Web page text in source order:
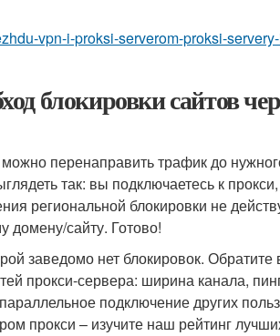
vpn-i-proksi-serverom-proksi-
блокировки сайтов
перенаправить трафик до
так: вы подключаетесь к прокси,
региональной блокировки не
домену/сайту. Готово!
заведомо нет блокировок.
прокси-сервера: ширина канала,
подключение других
прокси – изучите наш рейтинг